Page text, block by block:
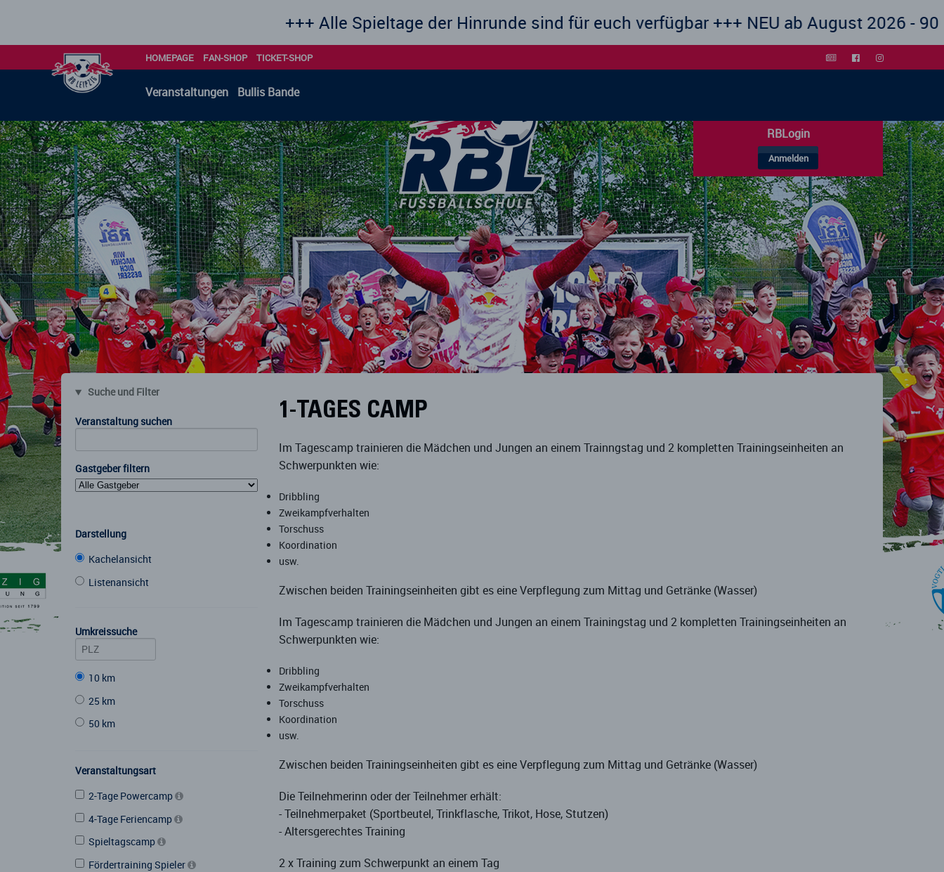
HOMEPAGE FAN-SHOP TICKET-SHOP
Veranstaltungen Bullis Bande
RBLogin
Anmelden
Suche und Filter
Veranstaltung suchen
Gastgeber filtern
Darstellung
Kachelansicht
Listenansicht
Umkreissuche
10 km
25 km
50 km
Veranstaltungsart
2-Tage Powercamp
4-Tage Feriencamp
Spieltagscamp
Fördertraining Spieler
1-TAGES CAMP
Im Tagescamp trainieren die Mädchen und Jungen an einem Trainngstag und 2 kompletten Trainingseinheiten an
Schwerpunkten wie:
Dribbling
Zweikampfverhalten
Torschuss
Koordination
usw.
Zwischen beiden Trainingseinheiten gibt es eine Verpflegung zum Mittag und Getränke (Wasser)
Im Tagescamp trainieren die Mädchen und Jungen an einem Trainingstag und 2 kompletten Trainingseinheiten an
Schwerpunkten wie:
Dribbling
Zweikampfverhalten
Torschuss
Koordination
usw.
Zwischen beiden Trainingseinheiten gibt es eine Verpflegung zum Mittag und Getränke (Wasser)
Die Teilnehmerinn oder der Teilnehmer erhält:
- Teilnehmerpaket (Sportbeutel, Trinkflasche, Trikot, Hose, Stutzen)
- Altersgerechtes Training
2 x Training zum Schwerpunkt an einem Tag
+++ Alle Spieltage der Hinrunde sind für euch verfügbar +++ NEU ab August 2026 - 90 Minuten